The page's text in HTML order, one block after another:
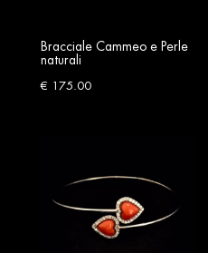
Bracciale Cammeo e Perle
naturali
€ 175.00